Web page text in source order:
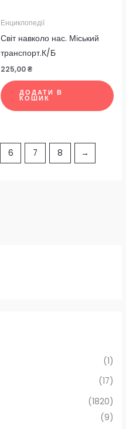
(1)
(17)
(1820)
(9)
Енциклопедії
Світ навколо нас. Міський
транспорт.К/Б
225,00₴
ДОДАТИ В
КОШИК
6 7 8 →